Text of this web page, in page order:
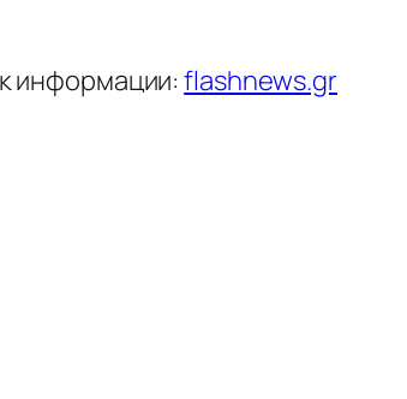
информации:flashnews.gr